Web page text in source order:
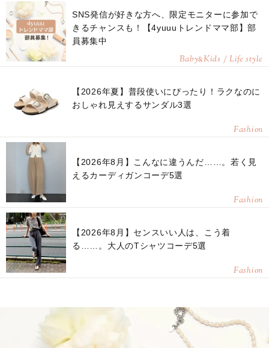
SNS発信が好きな方へ、限定モニターに参加で
きるチャンスも！【4yuuuトレンドママ部】部
員募集中
Baby&Kids / Life style
【2026年夏】普段使いにぴったり！ラクなのに
おしゃれ見えするサンダル3選
Fashion
【2026年8月】こんなに違うんだ……。若く見
えるカーディガンコーデ5選
Fashion
【2026年8月】センスいい人は、こう着
る……。大人のTシャツコーデ5選
Fashion